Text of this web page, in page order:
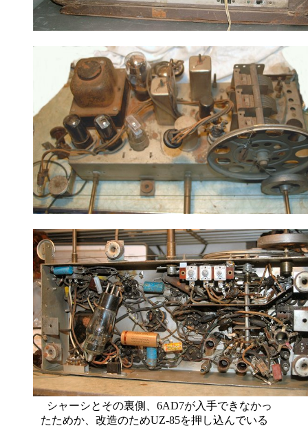
シャーシとその裏側、6AD7が入手できなかっ
たためか、改造のためUZ-85を押し込んでいる